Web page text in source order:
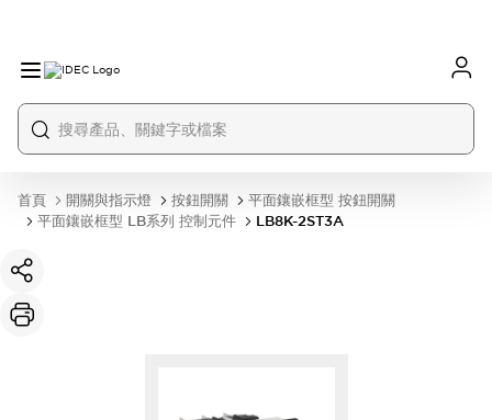
首頁 開關與指示燈 按鈕開關
平面鑲嵌框型 按鈕開關
平面鑲嵌框型 LB系列 控制元件
LB8K-2ST3A